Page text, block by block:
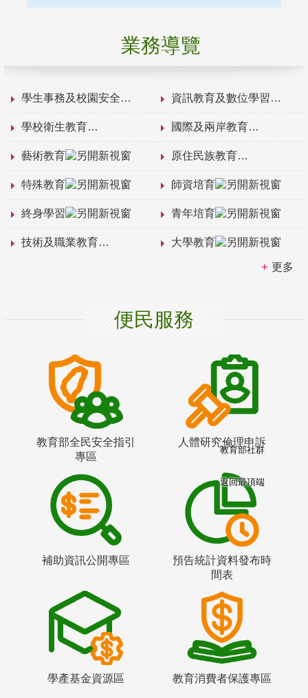
業務導覽
學生事務及校園安全 資訊教育及數位學習
學校衛生教育 國際及兩岸教育
藝術教育 原住民族教育
特殊教育 師資培育
終身學習 青年培育
技術及職業教育 大學教育
更多
便民服務
教育部全民安全指引
專區
人體研究倫理申訴
補助資訊公開專區
預告統計資料發布時
間表
學產基金資源區 教育消費者保護專區
教育部社群
返回最頂端